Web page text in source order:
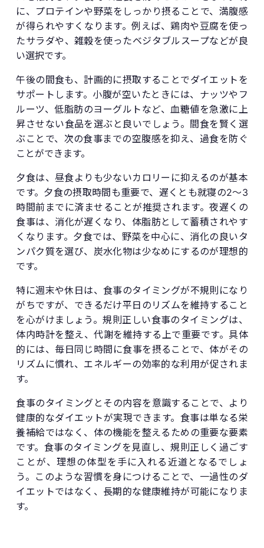
に、プロテインや野菜をしっかり摂ることで、満腹感
が得られやすくなります。例えば、鶏肉や豆腐を使っ
たサラダや、雑穀を使ったベジタブルスープなどが良
い選択です。
午後の間食も、計画的に摂取することでダイエットを
サポートします。小腹が空いたときには、ナッツやフ
ルーツ、低脂肪のヨーグルトなど、血糖値を急激に上
昇させない食品を選ぶと良いでしょう。間食を賢く選
ぶことで、次の食事までの空腹感を抑え、過食を防ぐ
ことができます。
夕食は、昼食よりも少ないカロリーに抑えるのが基本
です。夕食の摂取時間も重要で、遅くとも就寝の2〜3
時間前までに済ませることが推奨されます。夜遅くの
食事は、消化が遅くなり、体脂肪として蓄積されやす
くなります。夕食では、野菜を中心に、消化の良いタ
ンパク質を選び、炭水化物は少なめにするのが理想的
です。
特に週末や休日は、食事のタイミングが不規則になり
がちですが、できるだけ平日のリズムを維持すること
を心がけましょう。規則正しい食事のタイミングは、
体内時計を整え、代謝を維持する上で重要です。具体
的には、毎日同じ時間に食事を摂ることで、体がその
リズムに慣れ、エネルギーの効率的な利用が促されま
す。
食事のタイミングとその内容を意識することで、より
健康的なダイエットが実現できます。食事は単なる栄
養補給ではなく、体の機能を整えるための重要な要素
です。食事のタイミングを見直し、規則正しく過ごす
ことが、理想の体型を手に入れる近道となるでしょ
う。このような習慣を身につけることで、一過性のダ
イエットではなく、長期的な健康維持が可能になりま
す。